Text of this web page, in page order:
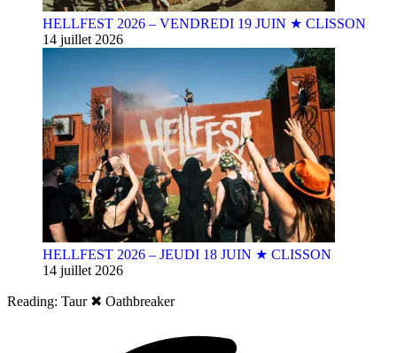
HELLFEST 2026 – VENDREDI 19 JUIN ★ CLISSON
14 juillet 2026
HELLFEST 2026 – JEUDI 18 JUIN ★ CLISSON
14 juillet 2026
Reading: Taur ✖︎ Oathbreaker